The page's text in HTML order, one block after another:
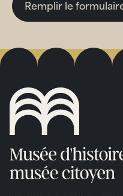
Remplir le